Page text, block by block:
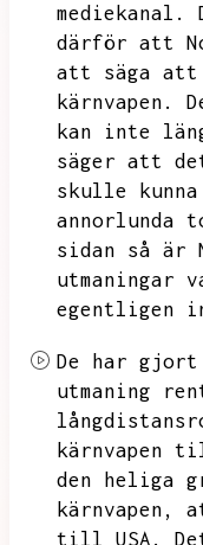
mediekanal.
därför att
att säga att
kärnvapen.
kan inte
säger att
skulle
annorlunda
sidan så är
utmaningar
egentligen
De har gjort
utmaning
kärnvapen
den heliga
kärnvapen,
till USA.